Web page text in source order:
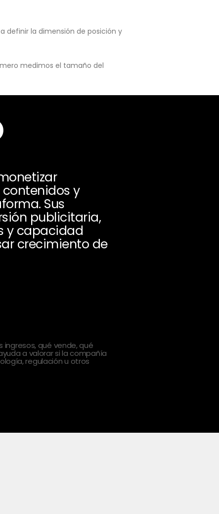
definir la dimensión de posición y
medimos el tamaño del
y
Sus
publicitaria,
y capacidad
crecimiento de
qué vende, qué
a valorar si la compañía
regulación u otros